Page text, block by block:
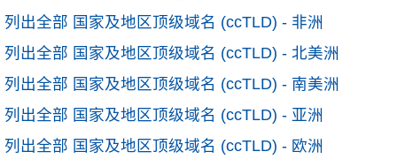
列出全部 国家及地区顶级域名 (ccTLD) - 非洲
列出全部 国家及地区顶级域名 (ccTLD) - 北美洲
列出全部 国家及地区顶级域名 (ccTLD) - 南美洲
列出全部 国家及地区顶级域名 (ccTLD) - 亚洲
列出全部 国家及地区顶级域名 (ccTLD) - 欧洲